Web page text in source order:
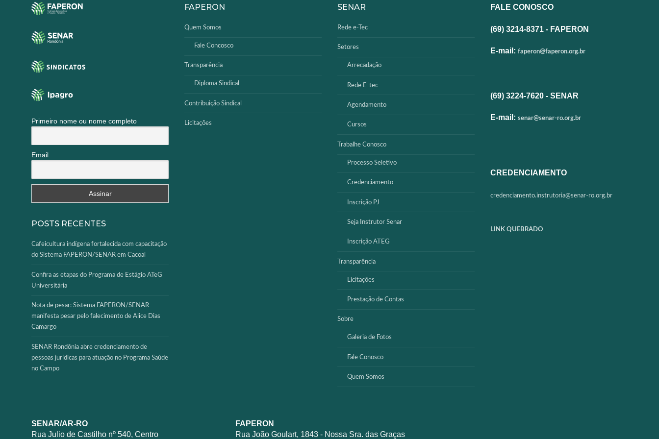
Primeiro nome ou nome completo
Email
POSTS RECENTES
Cafeicultura indígena fortalecida com capacitação
do Sistema FAPERON/SENAR em Cacoal
Confira as etapas do Programa de Estágio ATeG
Universitária
Nota de pesar: Sistema FAPERON/SENAR
manifesta pesar pelo falecimento de Alice Dias
Camargo
SENAR Rondônia abre credenciamento de
pessoas jurídicas para atuação no Programa Saúde
no Campo
FAPERON
Quem Somos
Fale Concosco
Transparência
Diploma Sindical
Contribuição Sindical
Licitações
SENAR
Rede e-Tec
Setores
Arrecadação
Rede E-tec
Agendamento
Cursos
Trabalhe Conosco
Processo Seletivo
Credenciamento
Inscrição PJ
Seja Instrutor Senar
Inscrição ATEG
Transparência
Licitações
Prestação de Contas
Sobre
Galeria de Fotos
Fale Conosco
Quem Somos
FALE CONOSCO
(69) 3214-8371 - FAPERON
E-mail: faperon@faperon.org.br
(69) 3224-7620 - SENAR
E-mail: senar@senar-ro.org.br
CREDENCIAMENTO
credenciamento.instrutoria@senar-ro.org.br
LINK QUEBRADO
SENAR/AR-RO
Rua Julio de Castilho nº 540, Centro
FAPERON
Rua João Goulart, 1843 - Nossa Sra. das Graças